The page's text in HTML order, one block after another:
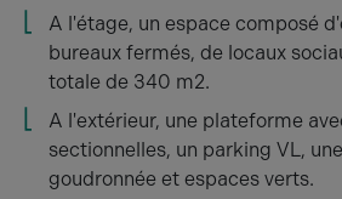
A l'étage, un espace composé
bureaux fermés, de locaux
totale de 340 m2.
A l'extérieur, une plateforme
sectionnelles, un parking VL,
goudronnée et espaces verts.